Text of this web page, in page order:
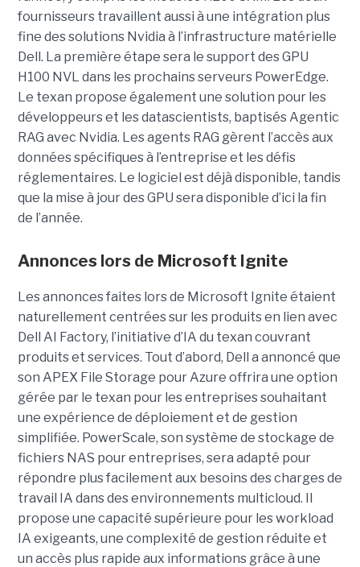
fournisseurs travaillent aussi à une intégration plus
fine des solutions Nvidia à l’infrastructure matérielle
Dell. La première étape sera le support des GPU
H100 NVL dans les prochains serveurs PowerEdge.
Le texan propose également une solution pour les
développeurs et les datascientists, baptisés Agentic
RAG avec Nvidia. Les agents RAG gèrent l’accès aux
données spécifiques à l’entreprise et les défis
réglementaires. Le logiciel est déjà disponible, tandis
que la mise à jour des GPU sera disponible d’ici la fin
de l’année.
Annonces lors de Microsoft Ignite
Les annonces faites lors de Microsoft Ignite étaient
naturellement centrées sur les produits en lien avec
Dell AI Factory, l’initiative d’IA du texan couvrant
produits et services. Tout d’abord, Dell a annoncé que
son APEX File Storage pour Azure offrira une option
gérée par le texan pour les entreprises souhaitant
une expérience de déploiement et de gestion
simplifiée. PowerScale, son système de stockage de
fichiers NAS pour entreprises, sera adapté pour
répondre plus facilement aux besoins des charges de
travail IA dans des environnements multicloud. Il
propose une capacité supérieure pour les workload
IA exigeants, une complexité de gestion réduite et
un accès plus rapide aux informations grâce à une